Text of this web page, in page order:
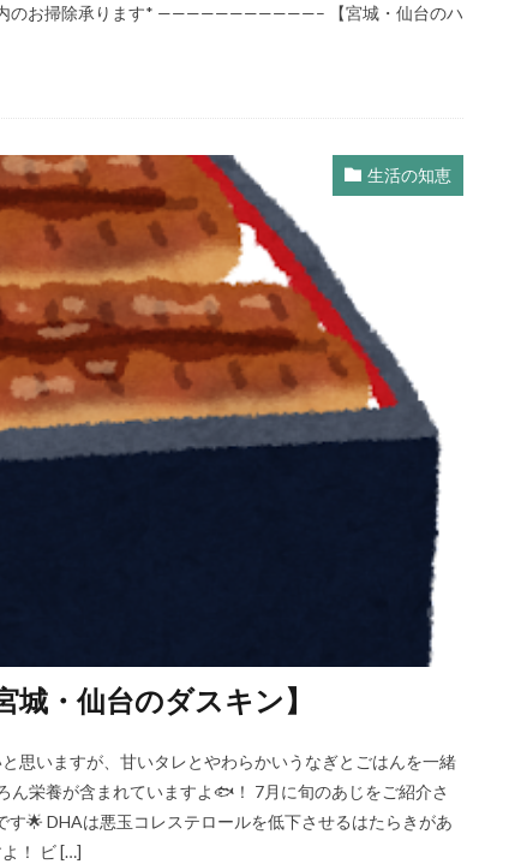
内のお掃除承ります* ———————————– 【宮城・仙台のハ
生活の知恵
・仙台のダスキン】
思いますが、甘いタレとやわらかいうなぎとごはんを一緒
栄養が含まれていますよ🐟！ 7月に旬のあじをご紹介さ
🌟 DHAは悪玉コレステロールを低下させるはたらきがあ
！ ビ […]